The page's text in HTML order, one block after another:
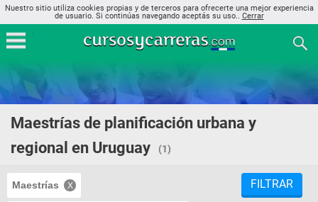
Nuestro sitio utiliza cookies propias y de terceros para ofrecerte una mejor experiencia
de usuario. Si continúas navegando aceptás su uso.. Cerrar
Maestrías de planificación urbana y
regional en Uruguay
(1)
Maestrías FILTRAR